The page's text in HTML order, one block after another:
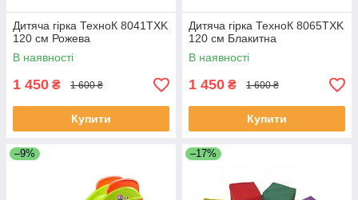
Дитяча гірка ТехноК 8041TXK
120 см Рожева
В наявності
1 450 ₴ 1 600 ₴
Купити
Дитяча гірка ТехноК 8065TXK
120 см Блакитна
В наявності
1 450 ₴ 1 600 ₴
Купити
–9% –17%